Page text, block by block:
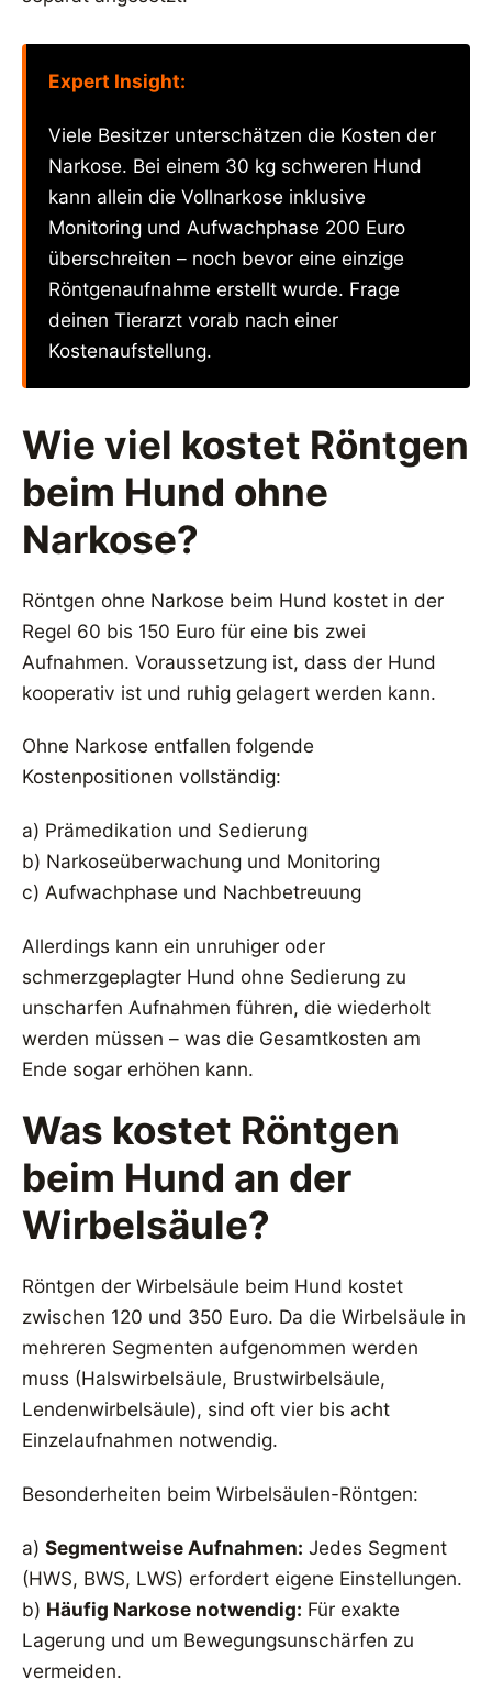
Expert Insight:
Viele Besitzer unterschätzen die Kosten der
Narkose. Bei einem 30 kg schweren Hund
kann allein die Vollnarkose inklusive
Monitoring und Aufwachphase 200 Euro
überschreiten – noch bevor eine einzige
Röntgenaufnahme erstellt wurde. Frage
deinen Tierarzt vorab nach einer
Kostenaufstellung.
Wie viel kostet Röntgen
beim Hund ohne
Narkose?
Röntgen ohne Narkose beim Hund kostet in der
Regel 60 bis 150 Euro für eine bis zwei
Aufnahmen. Voraussetzung ist, dass der Hund
kooperativ ist und ruhig gelagert werden kann.
Ohne Narkose entfallen folgende
Kostenpositionen vollständig:
a) Prämedikation und Sedierung
b) Narkoseüberwachung und Monitoring
c) Aufwachphase und Nachbetreuung
Allerdings kann ein unruhiger oder
schmerzgeplagter Hund ohne Sedierung zu
unscharfen Aufnahmen führen, die wiederholt
werden müssen – was die Gesamtkosten am
Ende sogar erhöhen kann.
Was kostet Röntgen
beim Hund an der
Wirbelsäule?
Röntgen der Wirbelsäule beim Hund kostet
zwischen 120 und 350 Euro. Da die Wirbelsäule in
mehreren Segmenten aufgenommen werden
muss (Halswirbelsäule, Brustwirbelsäule,
Lendenwirbelsäule), sind oft vier bis acht
Einzelaufnahmen notwendig.
Besonderheiten beim Wirbelsäulen-Röntgen:
a) Segmentweise Aufnahmen: Jedes Segment
(HWS, BWS, LWS) erfordert eigene Einstellungen.
b) Häufig Narkose notwendig: Für exakte
Lagerung und um Bewegungsunschärfen zu
vermeiden.